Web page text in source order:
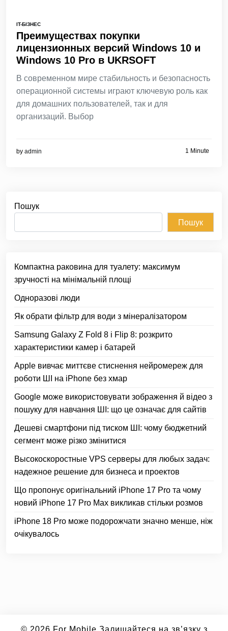
IT-БІЗНЕС
Преимуществах покупки
лицензионных версий Windows 10 и
Windows 10 Pro в UKRSOFT
В современном мире стабильность и безопасность
операционной системы играют ключевую роль как
для домашних пользователей, так и для
организаций. Выбор
by admin 1 Minute
Пошук
Пошук
Компактна раковина для туалету: максимум
зручності на мінімальній площі
Одноразові люди
Як обрати фільтр для води з мінералізатором
Samsung Galaxy Z Fold 8 і Flip 8: розкрито
характеристики камер і батарей
Apple вивчає миттєве стиснення нейромереж для
роботи ШІ на iPhone без хмар
Google може використовувати зображення й відео з
пошуку для навчання ШІ: що це означає для сайтів
Дешеві смартфони під тиском ШІ: чому бюджетний
сегмент може різко змінитися
Высокоскоростные VPS серверы для любых задач:
надежное решение для бизнеса и проектов
Що пропонує оригінальний iPhone 17 Pro та чому
новий iPhone 17 Pro Max викликав стільки розмов
iPhone 18 Pro може подорожчати значно менше, ніж
очікувалось